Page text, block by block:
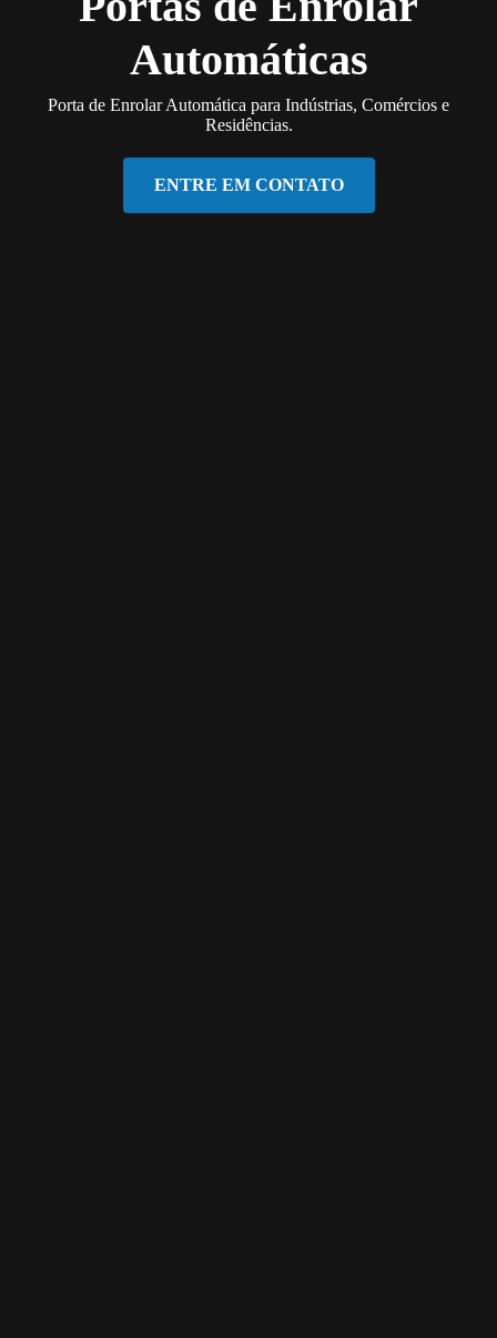
Automáticas
Porta de Enrolar Automática para Indústrias, Comércios e
Residências.
ENTRE EM CONTATO